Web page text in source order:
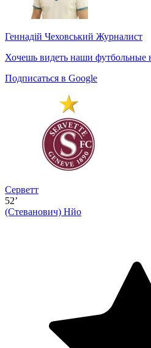
Геннадій Чеховський Журналист
Хочешь видеть наши футбольные
Подписаться в Google
Серветт
52’
(Стеванович) Нйо